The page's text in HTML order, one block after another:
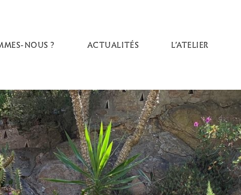
NOUS ? ACTUALITÉS L’ATELIER